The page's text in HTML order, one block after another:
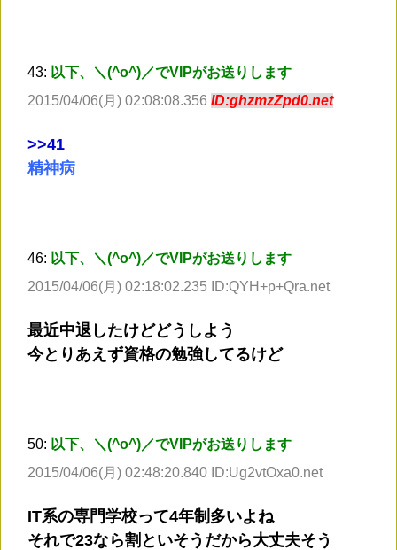
43: 以下、＼(^o^)／でVIPがお送りします
2015/04/06(月) 02:08:08.356 ID:ghzmzZpd0.net
>>41
精神病
46: 以下、＼(^o^)／でVIPがお送りします
2015/04/06(月) 02:18:02.235 ID:QYH+p+Qra.net
最近中退したけどどうしよう
今とりあえず資格の勉強してるけど
50: 以下、＼(^o^)／でVIPがお送りします
2015/04/06(月) 02:48:20.840 ID:Ug2vtOxa0.net
IT系の専門学校って4年制多いよね
それで23なら割といそうだから大丈夫そう